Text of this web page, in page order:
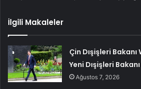
İlgili Makaleler
Çin Dışişleri
Yeni Dışişleri
Ağustos 7, 2026